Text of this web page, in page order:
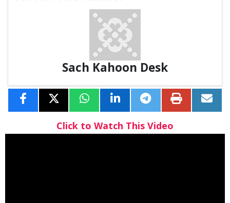
Sach Kahoon Desk
Click to Watch This Video